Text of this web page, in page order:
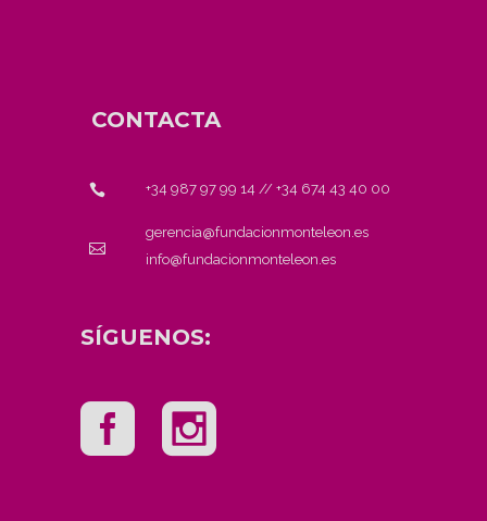
CONTACTA
+34 987 97 99 14 // +34 674 43 40 00
gerencia@fundacionmonteleon.es
info@fundacionmonteleon.es
SÍGUENOS: